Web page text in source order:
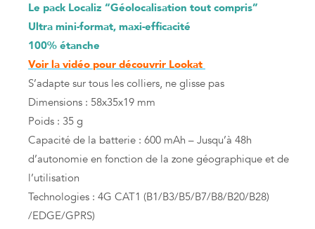
Le pack Localiz “Géolocalisation tout compris”
Ultra mini-format, maxi-efficacité
100% étanche
Voir la vidéo pour découvrir Lookat
S’adapte sur tous les colliers, ne glisse pas
Dimensions : 58x35x19 mm
Poids : 35 g
Capacité de la batterie : 600 mAh – Jusqu’à 48h
d’autonomie en fonction de la zone géographique et de
l’utilisation
Technologies : 4G CAT1 (B1/B3/B5/B7/B8/B20/B28)
/EDGE/GPRS)